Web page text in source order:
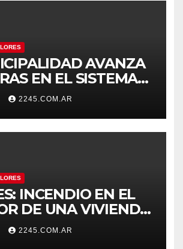
AVANZA
EN EL SISTEMA
DOLORES
2245.COM.AR
INCENDIO EN EL
DE UNA VIVIENDA
POR
2245.COM.AR